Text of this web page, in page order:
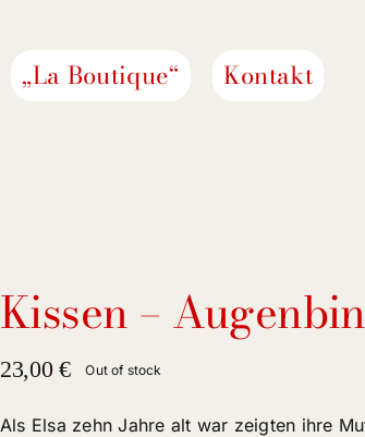
„La Boutique“ Kontakt
Kissen –
23,00 € Out of stock
Als Elsa zehn Jahre alt war zeigten ihre